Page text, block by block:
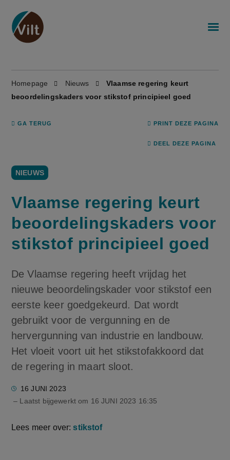
Homepage Nieuws
Vlaamse regering keurt
beoordelingskaders voor stikstof principieel goed
GA TERUG PRINT DEZE PAGINA
DEEL DEZE PAGINA
NIEUWS
Vlaamse regering keurt
beoordelingskaders voor
stikstof principieel goed
De Vlaamse regering heeft vrijdag het
nieuwe beoordelingskader voor stikstof een
eerste keer goedgekeurd. Dat wordt
gebruikt voor de vergunning en de
hervergunning van industrie en landbouw.
Het vloeit voort uit het stikstofakkoord dat
de regering in maart sloot.
16 JUNI 2023
– Laatst bijgewerkt om 16 JUNI 2023 16:35
Lees meer over:stikstof